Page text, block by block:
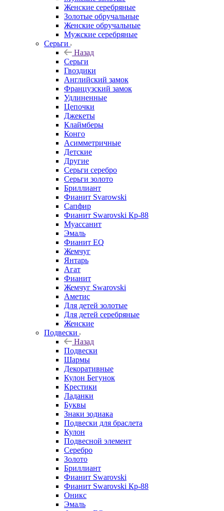
Женские серебряные
Золотые обручальные
Женские обручальные
Мужские серебряные
Серьги
Назад
Серьги
Гвоздики
Английский замок
Французский замок
Удлиненные
Цепочки
Джекеты
Клаймберы
Конго
Асимметричные
Детские
Другие
Серьги серебро
Серьги золото
Бриллиант
Фианит Svarowski
Сапфир
Фианит Swarovski Кр-88
Муассанит
Эмаль
Фианит EQ
Жемчуг
Янтарь
Агат
Фианит
Жемчуг Swarovski
Аметис
Для детей золотые
Для детей серебряные
Женские
Подвески
Назад
Подвески
Шармы
Декоративные
Кулон Бегунок
Крестики
Ладанки
Буквы
Знаки зодиака
Подвески для браслета
Кулон
Подвесной элемент
Серебро
Золото
Бриллиант
Фианит Swarovski
Фианит Swarovski Кр-88
Оникс
Эмаль